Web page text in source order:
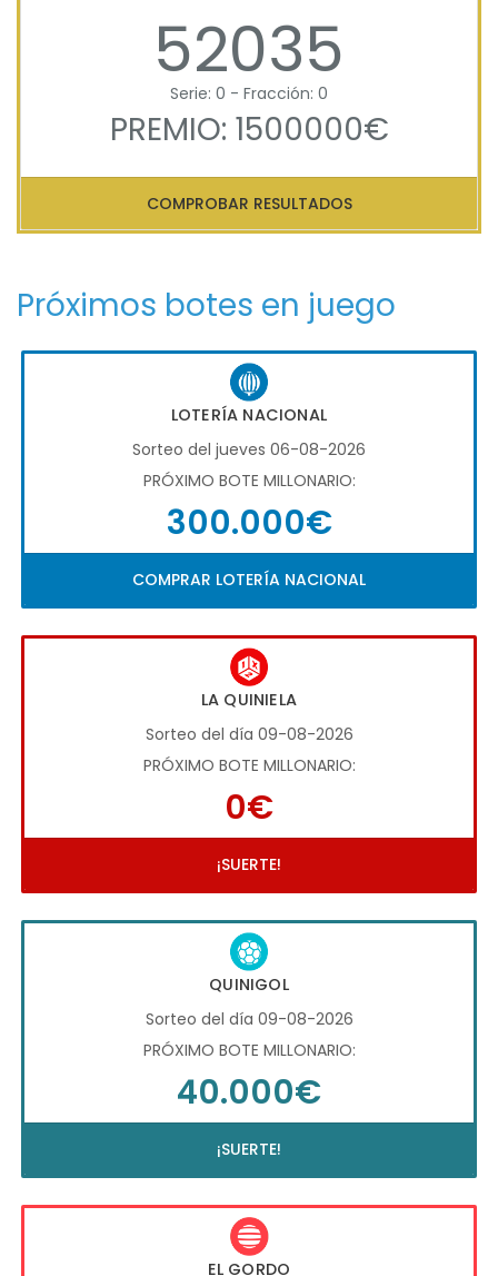
52035
Serie: 0 - Fracción: 0
PREMIO: 1500000€
COMPROBAR RESULTADOS
Próximos botes en juego
LOTERÍA NACIONAL
Sorteo del jueves 06-08-2026
PRÓXIMO BOTE MILLONARIO:
300.000€
COMPRAR LOTERÍA NACIONAL
LA QUINIELA
Sorteo del día 09-08-2026
PRÓXIMO BOTE MILLONARIO:
0€
¡SUERTE!
QUINIGOL
Sorteo del día 09-08-2026
PRÓXIMO BOTE MILLONARIO:
40.000€
¡SUERTE!
EL GORDO